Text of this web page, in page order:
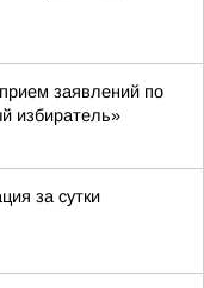
заявлений по
избиратель»
за сутки